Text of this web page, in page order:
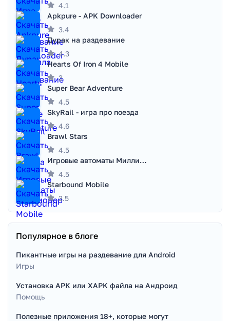
4.1
Apkpure - APK Downloader
3.4
Дурак на раздевание
4.3
Hearts Of Iron 4 Mobile
3
Super Bear Adventure
4.5
SkyRail - игра про поезда
4.6
Brawl Stars
4.5
Игровые автоматы Миллионер
4.5
Starbound Mobile
3.5
Популярное в блоге
Пикантные игры на раздевание для Android
Игры
Установка APK или XAPK файла на Андроид
Помощь
Полезные приложения 18+, которые могут